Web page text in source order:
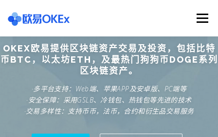
content
Menu
欧意交易所 关于欧意OKX 欧意APP下载
欧意注册网址 欧意交易下载 欧意团队
OKEX欧易提供区块链资产交易及投资，包括比特
币BTC，以太坊ETH，及最热门狗狗币DOGE系列
区块链资产。
·多平台支持：Web端、苹果APP及安卓版、PC端等
·安全保障：采用GSLB、冷钱包、热钱包等先进的技术
·交易多样性：支持币币，法币，合约和衍生品交易服务